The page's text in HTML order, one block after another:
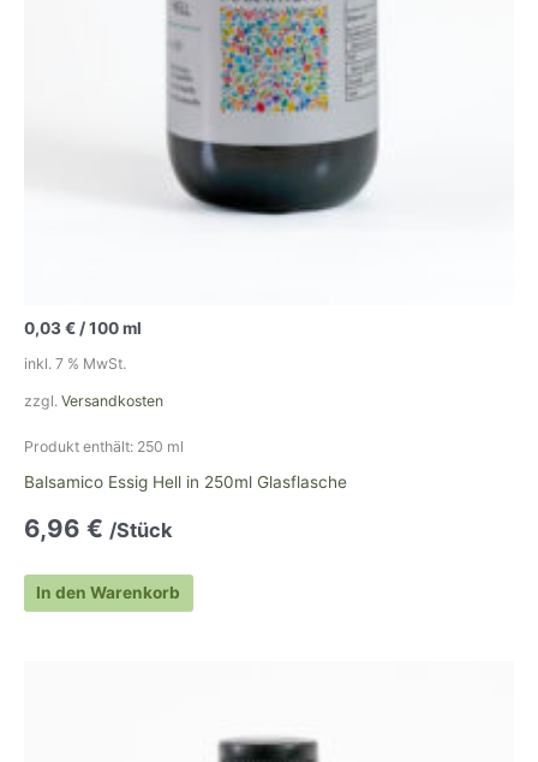
0,03€ /100ml
inkl. 7 % MwSt.
zzgl. Versandkosten
Produkt enthält: 250 ml
Balsamico Essig Hell in 250ml Glasflasche
6,96 € /Stück
In den Warenkorb